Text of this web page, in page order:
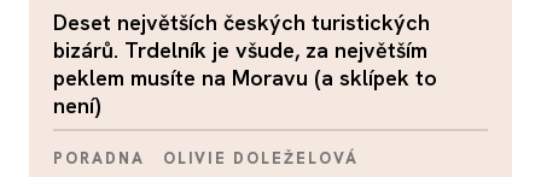
Deset největších českých turistických
bizárů. Trdelník je všude, za největším
peklem musíte na Moravu (a sklípek to
není)
PORADNA OLIVIE DOLEŽELOVÁ